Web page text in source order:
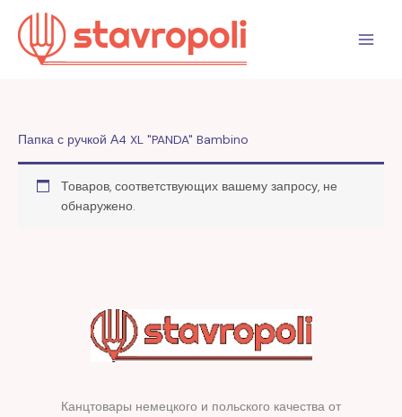
Перейти
содержимому
Папка с ручкой А4 XL "PANDA" Bambino
Товаров, соответствующих вашему запросу, не
обнаружено.
Канцтовары немецкого и польского качества от